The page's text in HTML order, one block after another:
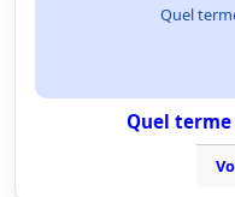
Quel
Quel